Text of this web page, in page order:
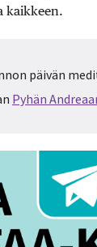
kaikkeen.
päivän
Pyhän